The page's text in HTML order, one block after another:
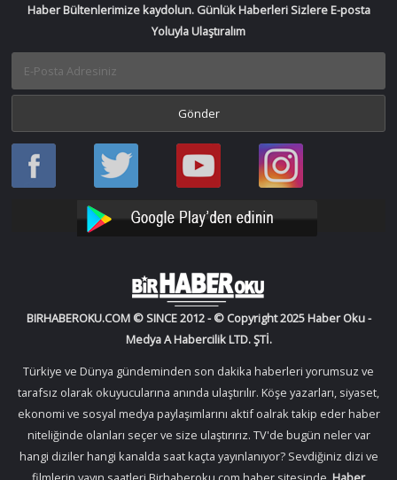
Haber Bültenlerimize kaydolun. Günlük Haberleri Sizlere E-posta
Yoluyla Ulaştıralım
Haber
Oku
Haber
Oku
Bir
Haber
YouTube
Bir
Haber
Instagram
BIRHABEROKU.COM © SINCE 2012 - © Copyright 2025 Haber Oku -
Medya A Habercilik LTD. ŞTİ.
Türkiye ve Dünya gündeminden son dakika haberleri yorumsuz ve
tarafsız olarak okuyucularına anında ulaştırılır. Köşe yazarları, siyaset,
ekonomi ve sosyal medya paylaşımlarını aktif oalrak takip eder haber
niteliğinde olanları seçer ve size ulaştırırız. TV'de bugün neler var
hangi diziler hangi kanalda saat kaçta yayınlanıyor? Sevdiğiniz dizi ve